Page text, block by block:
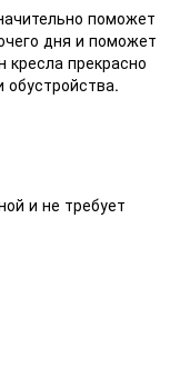
поможет
дня и поможет
кресла прекрасно
и не требует